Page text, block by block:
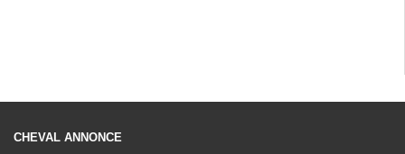
CHEVAL ANNONCE